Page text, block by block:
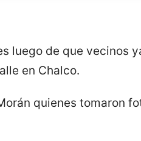
luego de que vecinos
en Chalco.
quienes tomaron